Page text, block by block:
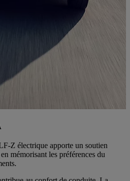
Z électrique apporte un soutien
mémorisant les préférences du